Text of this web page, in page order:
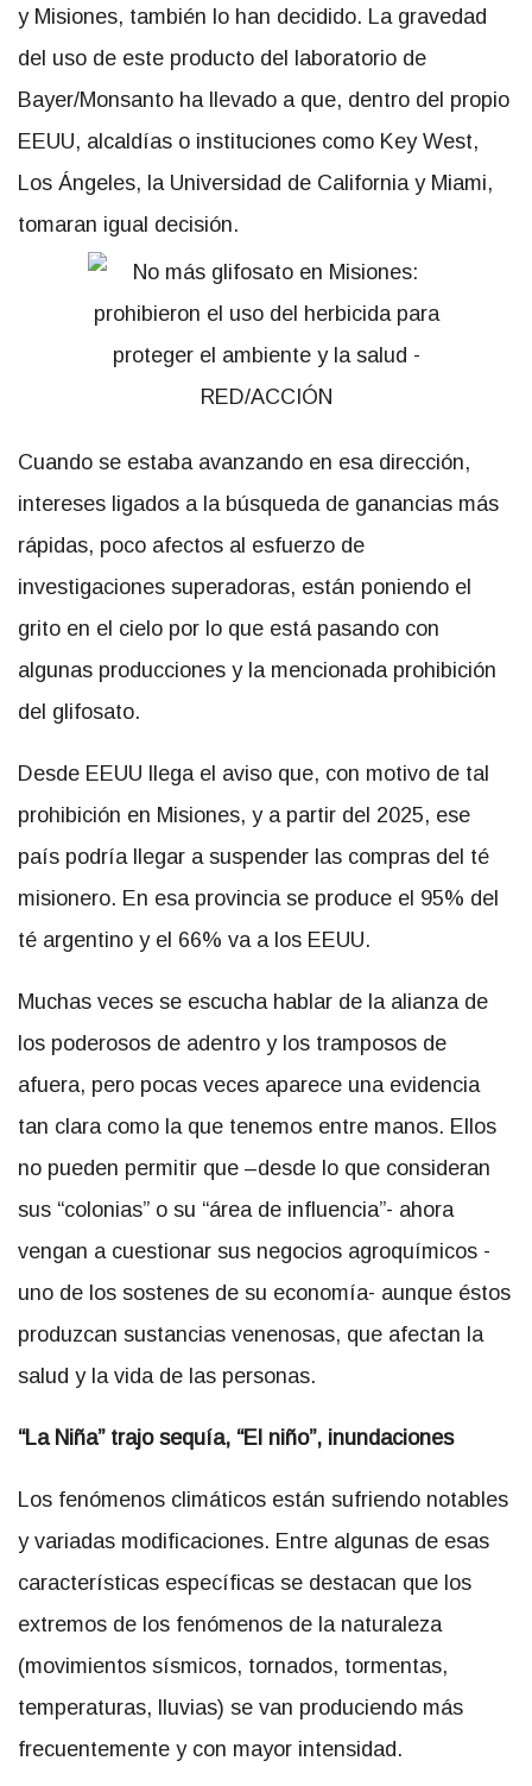
y Misiones, también lo han decidido. La gravedad
del uso de este producto del laboratorio de
Bayer/Monsanto ha llevado a que, dentro del propio
EEUU, alcaldías o instituciones como Key West,
Los Ángeles, la Universidad de California y Miami,
tomaran igual decisión.
Cuando se estaba avanzando en esa dirección,
intereses ligados a la búsqueda de ganancias más
rápidas, poco afectos al esfuerzo de
investigaciones superadoras, están poniendo el
grito en el cielo por lo que está pasando con
algunas producciones y la mencionada prohibición
del glifosato.
Desde EEUU llega el aviso que, con motivo de tal
prohibición en Misiones, y a partir del 2025, ese
país podría llegar a suspender las compras del té
misionero. En esa provincia se produce el 95% del
té argentino y el 66% va a los EEUU.
Muchas veces se escucha hablar de la alianza de
los poderosos de adentro y los tramposos de
afuera, pero pocas veces aparece una evidencia
tan clara como la que tenemos entre manos. Ellos
no pueden permitir que –desde lo que consideran
sus “colonias” o su “área de influencia”- ahora
vengan a cuestionar sus negocios agroquímicos -
uno de los sostenes de su economía- aunque éstos
produzcan sustancias venenosas, que afectan la
salud y la vida de las personas.
“LaNiña” trajo sequía, “El niño”, inundaciones
Los fenómenos climáticos están sufriendo notables
y variadas modificaciones. Entre algunas de esas
características específicas se destacan que los
extremos de los fenómenos de la naturaleza
(movimientos sísmicos, tornados, tormentas,
temperaturas, lluvias) se van produciendo más
frecuentemente y con mayor intensidad.